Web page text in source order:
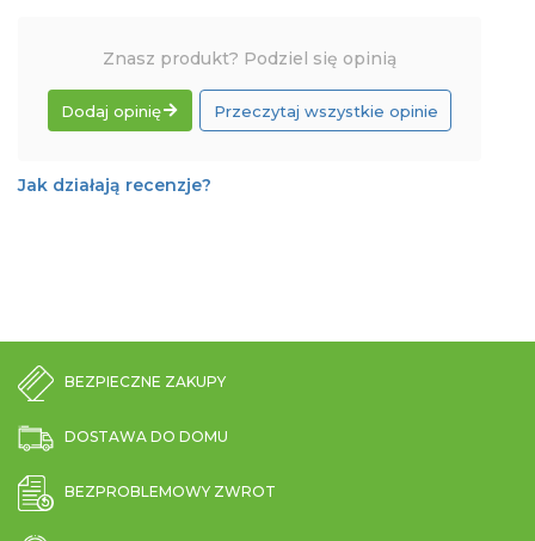
Znasz produkt? Podziel się opinią
Dodaj opinię Przeczytaj wszystkie opinie
Jak działają recenzje?
BEZPIECZNE ZAKUPY
DOSTAWA DO DOMU
BEZPROBLEMOWY ZWROT